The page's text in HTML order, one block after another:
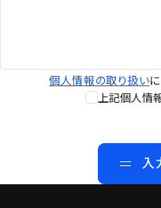
個人情報の取り扱い
上記個人情
入